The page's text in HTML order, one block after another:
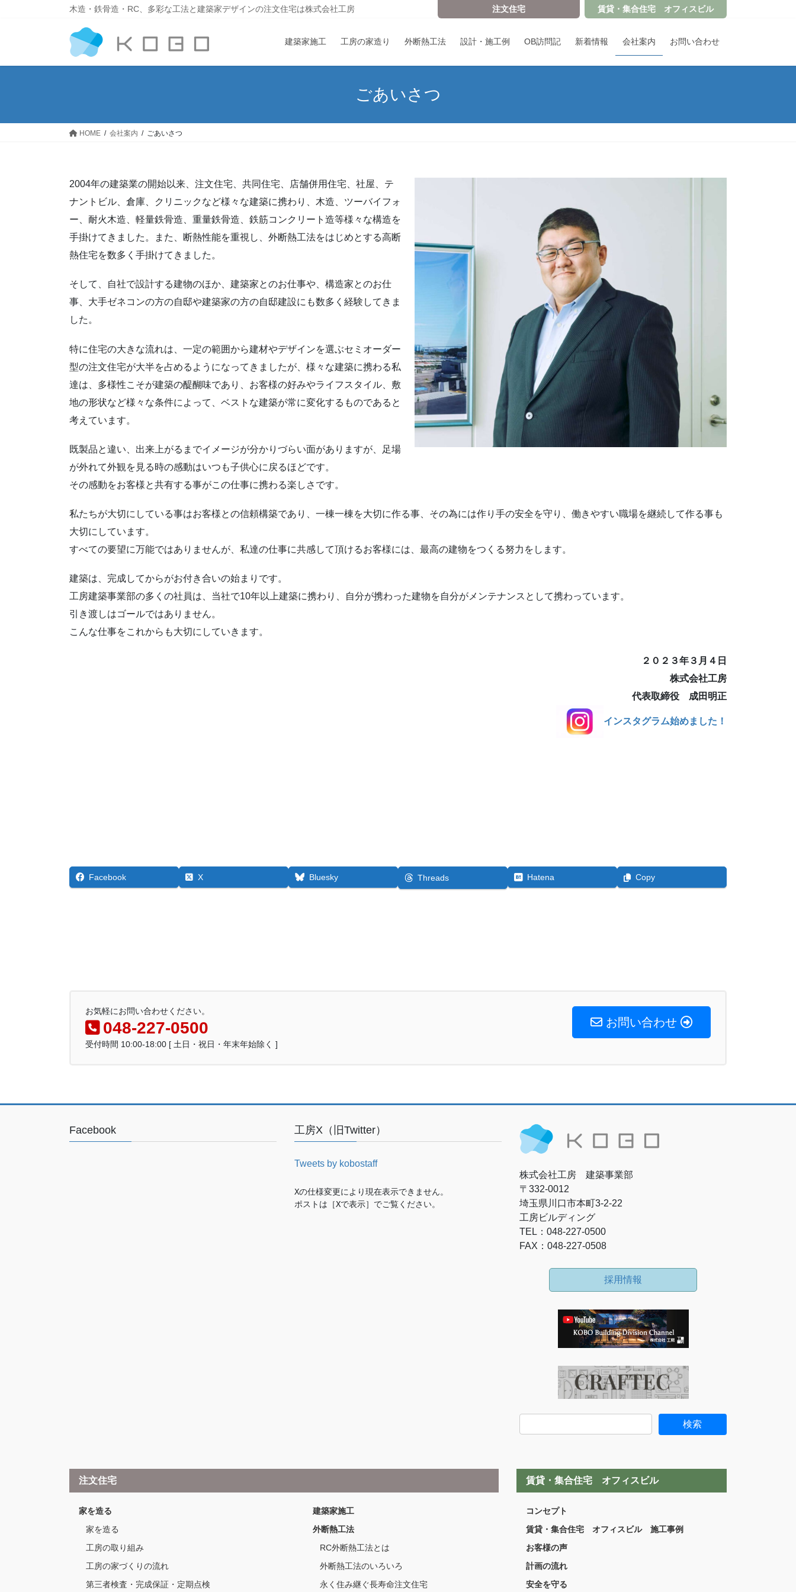
木造・鉄骨造・RC、多彩な工法と建築家デザインの注文住宅は株式会社工房 注文住宅 賃貸・集合住宅 オフィスビル
建築家施工 工房の家造り 外断熱工法 設計・施工例 OB訪問記 新着情報 会社案内 お問い合わせ
ごあいさつ
HOME 会社案内 ごあいさつ
2004年の建築業の開始以来、注文住宅、共同住宅、店舗併用住宅、社屋、テ
ナントビル、倉庫、クリニックなど様々な建築に携わり、木造、ツーバイフォ
ー、耐火木造、軽量鉄骨造、重量鉄骨造、鉄筋コンクリート造等様々な構造を
手掛けてきました。また、断熱性能を重視し、外断熱工法をはじめとする高断
熱住宅を数多く手掛けてきました。
そして、自社で設計する建物のほか、建築家とのお仕事や、構造家とのお仕
事、大手ゼネコンの方の自邸や建築家の方の自邸建設にも数多く経験してきま
した。
特に住宅の大きな流れは、一定の範囲から建材やデザインを選ぶセミオーダー
型の注文住宅が大半を占めるようになってきましたが、様々な建築に携わる私
達は、多様性こそが建築の醍醐味であり、お客様の好みやライフスタイル、敷
地の形状など様々な条件によって、ベストな建築が常に変化するものであると
考えています。
既製品と違い、出来上がるまでイメージが分かりづらい面がありますが、足場
が外れて外観を見る時の感動はいつも子供心に戻るほどです。
その感動をお客様と共有する事がこの仕事に携わる楽しさです。
私たちが大切にしている事はお客様との信頼構築であり、一棟一棟を大切に作る事、その為には作り手の安全を守り、働きやすい職場を継続して作る事も
大切にしています。
すべての要望に万能ではありませんが、私達の仕事に共感して頂けるお客様には、最高の建物をつくる努力をします。
建築は、完成してからがお付き合いの始まりです。
工房建築事業部の多くの社員は、当社で10年以上建築に携わり、自分が携わった建物を自分がメンテナンスとして携わっています。
引き渡しはゴールではありません。
こんな仕事をこれからも大切にしていきます。
２０２３年３月４日
株式会社工房
代表取締役 成田明正
インスタグラム始めました！
Facebook X Bluesky Threads Hatena Copy
お気軽にお問い合わせください。
048-227-0500
受付時間 10:00-18:00 [ 土日・祝日・年末年始除く ]
お問い合わせ
Facebook 工房X（旧Twitter）
Tweets by kobostaff
Xの仕様変更により現在表示できません。
ポストは［Xで表示］でご覧ください。
株式会社工房 建築事業部
〒332-0012
埼玉県川口市本町3-2-22
工房ビルディング
TEL：048-227-0500
FAX：048-227-0508
採用情報
注文住宅
家を造る
家を造る
工房の取り組み
工房の家づくりの流れ
第三者検査・完成保証・定期点検
建築家施工
外断熱工法
RC外断熱工法とは
外断熱工法のいろいろ
永く住み継ぐ長寿命注文住宅
賃貸・集合住宅 オフィスビル
コンセプト
賃貸・集合住宅 オフィスビル 施工事例
お客様の声
計画の流れ
安全を守る